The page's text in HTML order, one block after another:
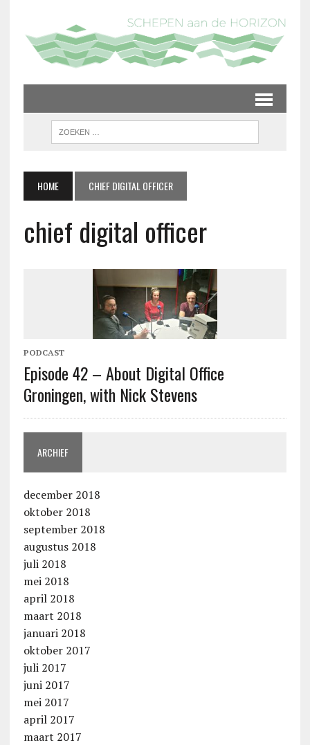
HOME CHIEF DIGITAL OFFICER
chief digital officer
PODCAST
Episode 42 – About Digital Office
Groningen, with Nick Stevens
ARCHIEF
december 2018
oktober 2018
september 2018
augustus 2018
juli 2018
mei 2018
april 2018
maart 2018
januari 2018
oktober 2017
juli 2017
juni 2017
mei 2017
april 2017
maart 2017